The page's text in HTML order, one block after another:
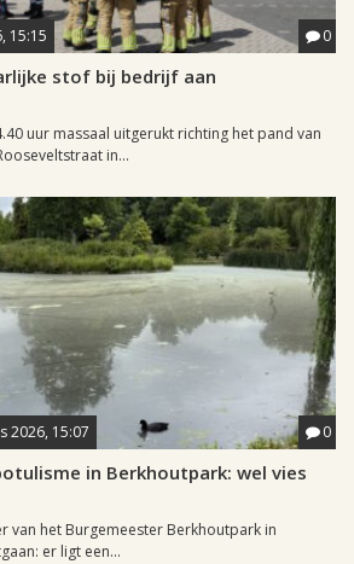
15:15 0
stof bij bedrijf aan
uur massaal uitgerukt richting het pand van
in...
2026, 15:07 0
in Berkhoutpark: wel vies
van het Burgemeester Berkhoutpark in
er ligt een...